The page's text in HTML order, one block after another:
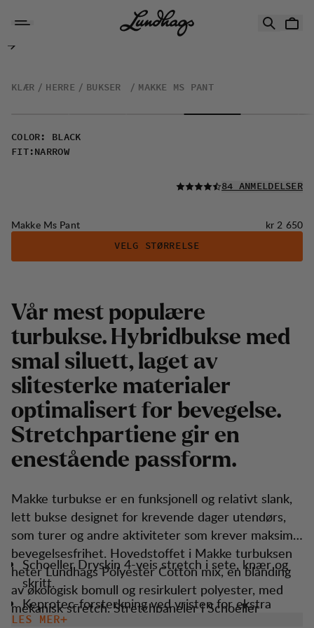
Makke Ms Pant
KLÆR HERRE BUKSER MAKKE MS PANT
COLOR :
BLACK
FIT: NARROW
LES ALLE
84 ANMELDELSER
Makke Ms Pant Pris:
kr 2 650
VELG STØRRELSE
Vår mest populære
turbukse. Hybridbukse med
smal siluett, laget av
slitesterke materialer
optimalisert for bevegelse.
Stretchpartiene gir en
enestående passform.
Makke turbukse er en funksjonell og relativt slank,
lett bukse designet for krevende dager utendørs,
som turer og andre aktiviteter som krever maksimal
bevegelsesfrihet. Hovedstoffet i Makke turbuksen
heter Lundhags Polyester Cotton mix, en blanding
av økologisk bomull og resirkulert polyester, med
mekanisk stretch. Stretchpaneler i Schoeller
Schoeller Dryskin 4-veis stretch i sete, knær og
skritt.
Keprotec-forsterkning ved vristen for ekstra
beskyttelse.
LES MER